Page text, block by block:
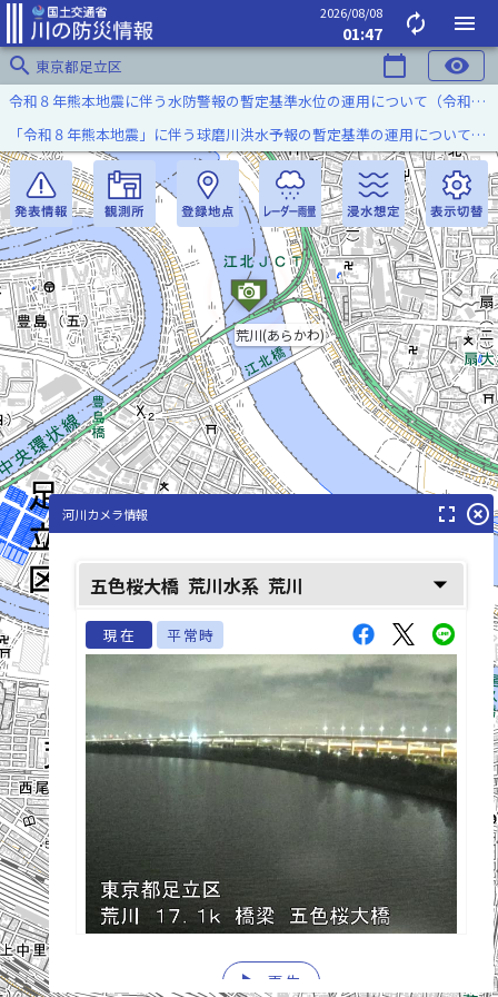
2026/08/08
01:47 autorenew
menu
search 東京都足立区 calendar_today visibility
荒川(あらかわ)
隅田川(すみだがわ)
令和８年熊本地震に伴う水防警報の暫定基準水位の運用について（令和８年８月７日）
「令和８年熊本地震」に伴う球磨川洪水予報の暫定基準の運用について（令和８年８月５日）
河川カメラ情報 fullscreen highlight_off
五色桜大橋 荒川水系 荒川 arrow_drop_down
現在 平常時
play_arrow 再生